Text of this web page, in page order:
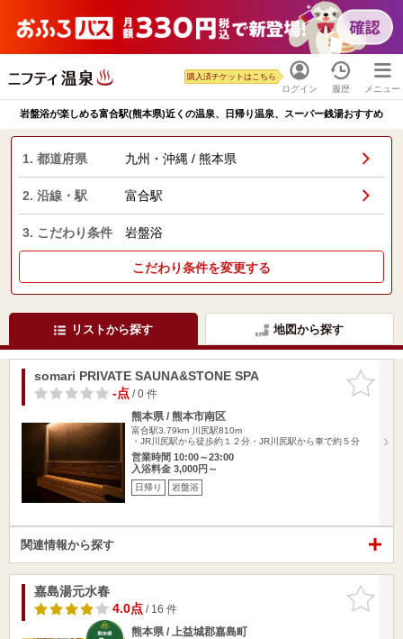
ログイン
購入済チケットはこちら
履歴 メニュー
岩盤浴が楽しめる富合駅(熊本県)近くの温泉、日帰り温泉、スーパー銭湯おすすめ
1. 都道府県 九州・沖縄 / 熊本県
2. 沿線・駅 富合駅
3. こだわり条件 岩盤浴
こだわり条件を変更する
リストから探す 地図から探す
お気に入
りに追加
somari PRIVATE SAUNA&STONE SPA
-点/ 0 件
熊本県 / 熊本市南区
富合駅3.79km
川尻駅810m
・JR川尻駅から徒歩約１２分・JR川尻駅から車で約５分
営業時間 10:00～23:00
入浴料金 3,000円～
日帰り 岩盤浴
関連情報から探す
お気に入
りに追加
嘉島湯元水春
4.0点/ 16 件
熊本県 / 上益城郡嘉島町